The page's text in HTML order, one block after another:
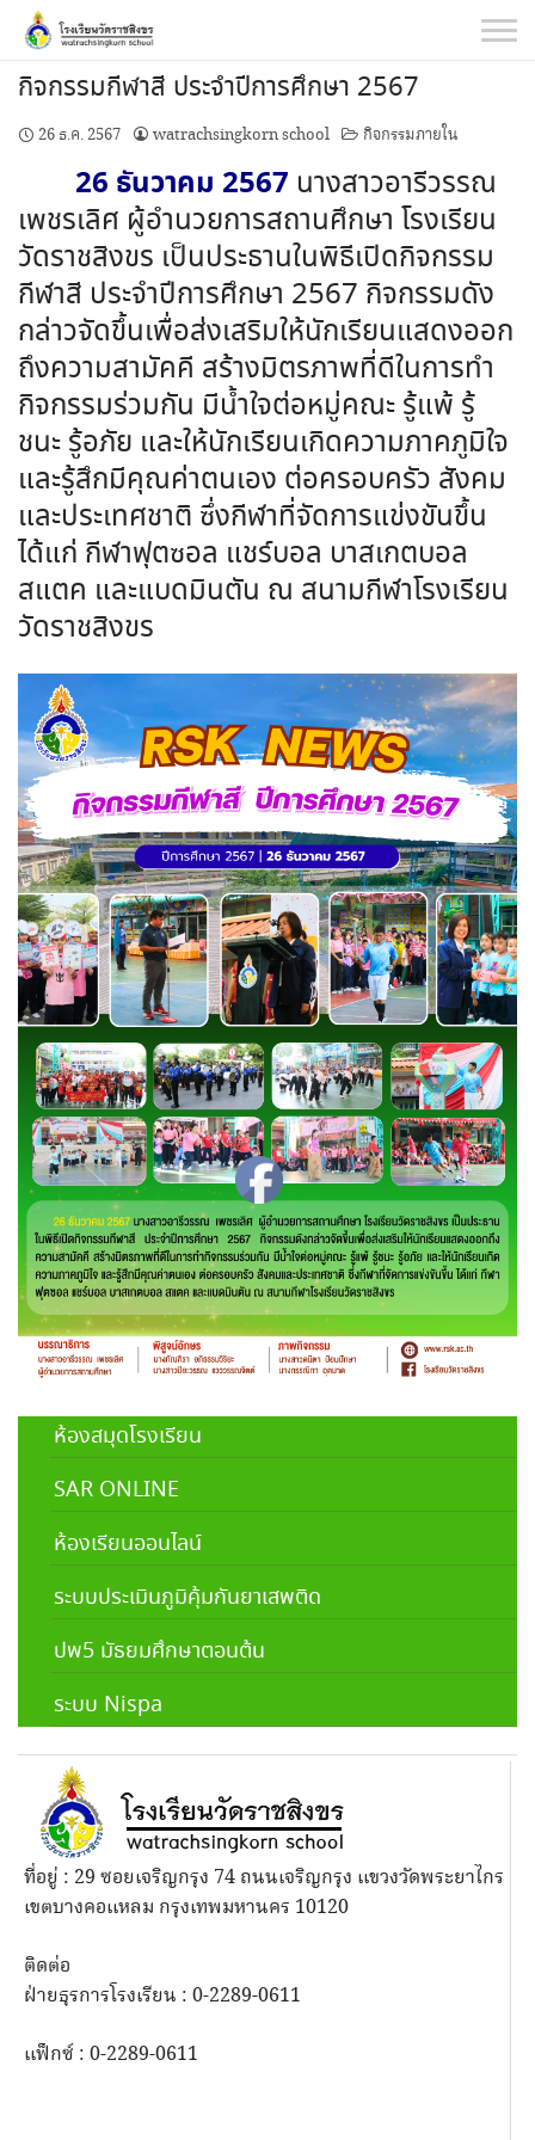
Skip
content
กิจกรรมกีฬาสี ประจำปีการศึกษา 2567
26 ธ.ค. 2567 watrachsingkorn school กิจกรรมภายใน
26 ธันวาคม 2567 นางสาวอารีวรรณ
เพชรเลิศ ผู้อำนวยการสถานศึกษา โรงเรียน
วัดราชสิงขร เป็นประธานในพิธีเปิดกิจกรรม
กีฬาสี ประจำปีการศึกษา 2567 กิจกรรมดัง
กล่าวจัดขึ้นเพื่อส่งเสริมให้นักเรียนแสดงออก
ถึงความสามัคคี สร้างมิตรภาพที่ดีในการทำ
กิจกรรมร่วมกัน มีน้ำใจต่อหมู่คณะ รู้แพ้ รู้
ชนะ รู้อภัย และให้นักเรียนเกิดความภาคภูมิใจ
และรู้สึกมีคุณค่าตนเอง ต่อครอบครัว สังคม
และประเทศชาติ ซึ่งกีฬาที่จัดการแข่งขันขึ้น
ได้แก่ กีฬาฟุตซอล แชร์บอล บาสเกตบอล
สแตค และแบดมินตัน ณ สนามกีฬาโรงเรียน
วัดราชสิงขร
ห้องสมุดโรงเรียน
SAR ONLINE
ห้องเรียนออนไลน์
ระบบประเมินภูมิคุ้มกันยาเสพติด
ปพ5 มัธยมศึกษาตอนต้น
ระบบ Nispa
ที่อยู่ : 29 ซอยเจริญกรุง 74 ถนนเจริญกรุง แขวงวัดพระยาไกร
เขตบางคอแหลม กรุงเทพมหานคร 10120
ติดต่อ
ฝ่ายธุรการโรงเรียน : 0-2289-0611
แฟ็กซ์ : 0-2289-0611